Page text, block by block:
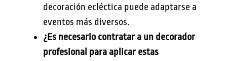
decoración ecléctica puede adaptarse a
eventos más diversos.
¿Es necesario contratar a un decorador
profesional para aplicar estas